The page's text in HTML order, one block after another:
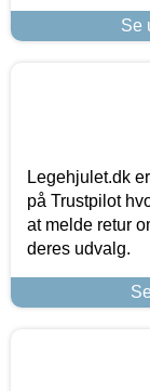
Se
Legehjulet.dk
på Trustpilot
at melde retur
deres udvalg.